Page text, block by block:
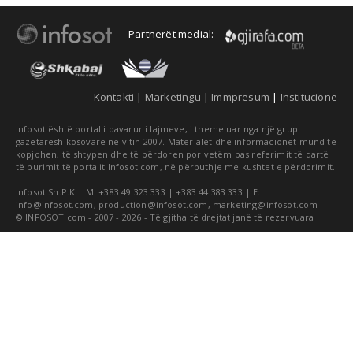
Partnerët medial:
Kontakti | Marketingu | Immpresum | Institucione
Infosot është portal i pavarur i lajmeve, i themeluar nga një grup
gazetarësh kosovarë në vitin 2007. Materialet dhe informacionet mund të
kopjohen, të shtypen dhe të përdoren por vetëm pas referimit të qartë
të burimit të portalit Infosot.com, në përputhje me kushtet e përdorimit.
Infosot Sh.P.K | M: +383 49 323 333 | +383 44 383 333 | E:
info@infosot.com , production@infosot.com , marketing@infosot.com
© INFOSOT.com - 2007 - 2026 - Të gjitha të drejtat janë të rezervuara